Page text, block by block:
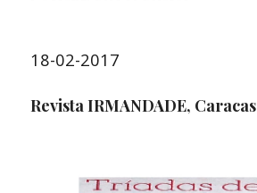
18-02-2017
Revista IRMANDADE, Caracas